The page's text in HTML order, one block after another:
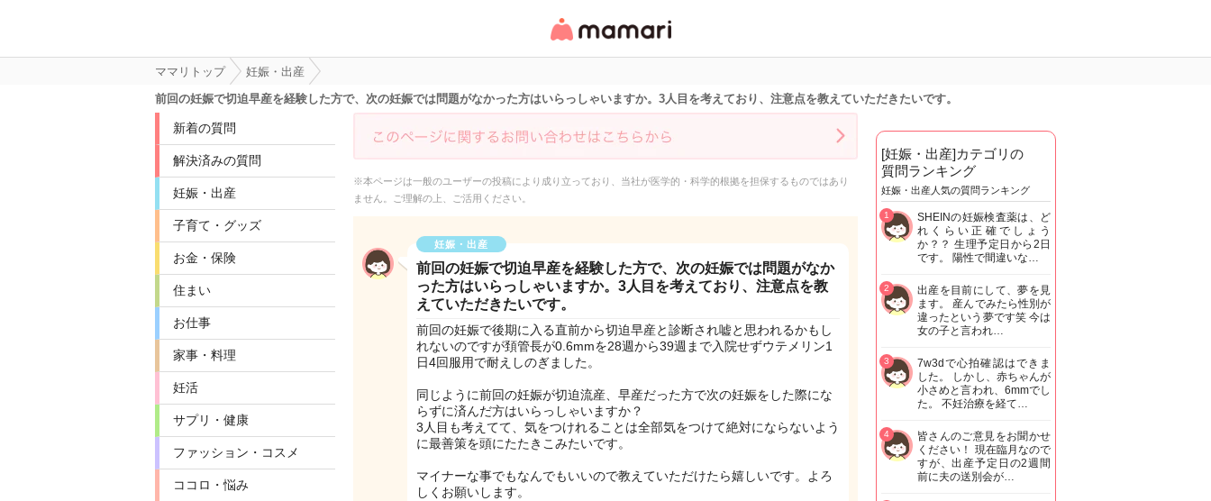
リ・情報サイト
ママリトップ
妊娠・出産
前回の妊娠で切迫早産を経験した方で、次の妊娠では問題がなかった方はいらっしゃいますか。3人目を考えており、注意点を教えていただきたいです。
新着の質問
解決済みの質問
妊娠・出産
子育て・グッズ
お金・保険
住まい
お仕事
家事・料理
妊活
サプリ・健康
ファッション・コスメ
ココロ・悩み
※本ページは一般のユーザーの投稿により成り立っており、当社が医学的・科学的根拠を担保するものではあり
ません。ご理解の上、ご活用ください。
妊娠・出産
前回の妊娠で切迫早産を経験した方で、次の妊娠では問題がなか
った方はいらっしゃいますか。3人目を考えており、注意点を教
えていただきたいです。
前回の妊娠で後期に入る直前から切迫早産と診断され嘘と思われるかもし
れないのですが頚管長が0.6mmを28週から39週まで入院せずウテメリン1
日4回服用で耐えしのぎました。
同じように前回の妊娠が切迫流産、早産だった方で次の妊娠をした際にな
らずに済んだ方はいらっしゃいますか？
3人目も考えてて、気をつけれることは全部気をつけて絶対にならないよう
に最善策を頭にたたきこみたいです。
マイナーな事でもなんでもいいので教えていただけたら嬉しいです。よろ
しくお願いします。
[妊娠・出産]カテゴリの
質問ランキング
妊娠・出産人気の質問ランキング
SHEINの妊娠検査薬は、ど
れくらい正確でしょう
か？？ 生理予定日から2日
です。 陽性で間違いな…
1
出産を目前にして、夢を見
ます。 産んでみたら性別が
違ったという夢です笑 今は
女の子と言われ…
2
7w3dで心拍確認はできま
した。 しかし、赤ちゃんが
小さめと言われ、6mmでし
た。 不妊治療を経て…
3
皆さんのご意見をお聞かせ
ください！ 現在臨月なので
すが、出産予定日の2週間
前に夫の送別会が…
4